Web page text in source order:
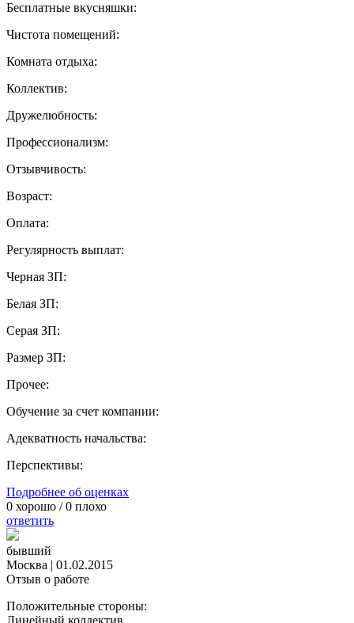
Бесплатные вкусняшки:
Чистота помещений:
Комната отдыха:
Коллектив:
Дружелюбность:
Профессионализм:
Отзывчивость:
Возраст:
Оплата:
Регулярность выплат:
Черная ЗП:
Белая ЗП:
Серая ЗП:
Размер ЗП:
Прочее:
Обучение за счет компании:
Адекватность начальства:
Перспективы:
Подробнее об оценках
0 хорошо /0 плохо
ответить
бывший
Москва | 01.02.2015
Отзыв о работе
Положительные стороны: